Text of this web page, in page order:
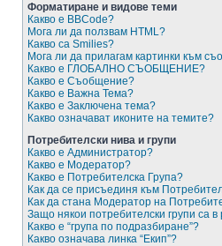
Форматиране и видове теми
Какво е BBCode?
Мога ли да ползвам HTML?
Какво са Smilies?
Мога ли да прилагам картинки към
Какво е ГЛОБАЛНО СЪОБЩЕНИЕ?
Какво е Съобщение?
Какво е Важна Тема?
Какво е Заключена тема?
Какво означават иконите на темите?
Потребителски нива и групи
Какво е Администратор?
Какво е Модератор?
Какво е Потребителска Група?
Как да се присъединя към
Как да стана Модератор на
Защо някои потребителски групи са в
Какво е “група по подразбиране”?
Какво означава линка “Екип”?